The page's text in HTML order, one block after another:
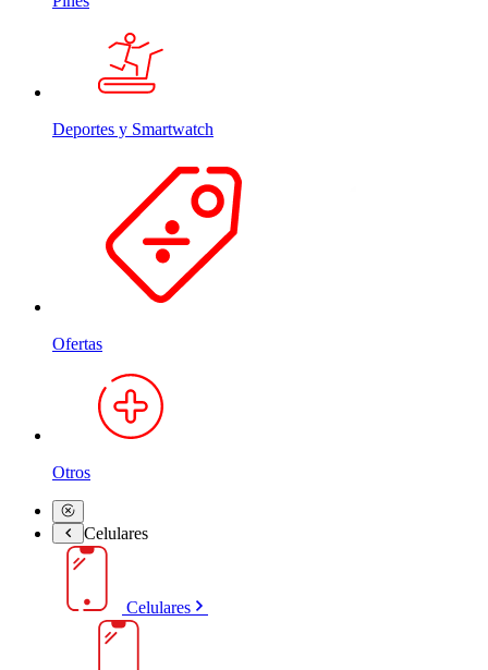
Deportes y Smartwatch
Ofertas
Otros
Celulares
Celulares